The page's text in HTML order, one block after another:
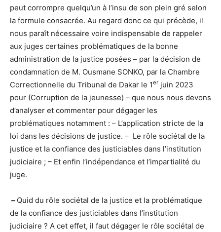
peut corrompre quelqu’un à l’insu de son plein gré selon
la formule consacrée. Au regard donc ce qui précède, il
nous paraît nécessaire voire indispensable de rappeler
aux juges certaines problématiques de la bonne
administration de la justice posées – par la décision de
condamnation de M. Ousmane SONKO, par la Chambre
Correctionnelle du Tribunal de Dakar le 1er juin 2023
pour (Corruption de la jeunesse) – que nous nous devons
d’analyser et commenter pour dégager les
problématiques notamment : – L’application stricte de la
loi dans les décisions de justice. – Le rôle sociétal de la
justice et la confiance des justiciables dans l’institution
judiciaire ; – Et enfin l’indépendance et l’impartialité du
juge.
– Quid du rôle sociétal de la justice et la problématique
de la confiance des justiciables dans l’institution
judiciaire ? A cet effet, il faut dégager le rôle sociétal de